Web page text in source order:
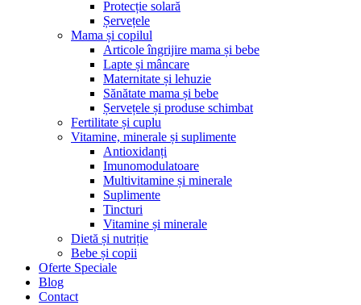
Protecție solară
Șervețele
Mama și copilul
Articole îngrijire mama și bebe
Lapte și mâncare
Maternitate și lehuzie
Sănătate mama și bebe
Șervețele și produse schimbat
Fertilitate și cuplu
Vitamine, minerale și suplimente
Antioxidanți
Imunomodulatoare
Multivitamine și minerale
Suplimente
Tincturi
Vitamine și minerale
Dietă și nutriție
Bebe și copii
Oferte Speciale
Blog
Contact